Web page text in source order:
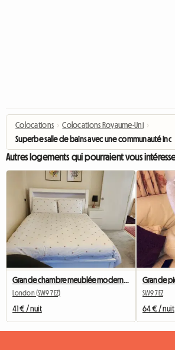
Colocations › Colocations Royaume-Uni ›
Superbe salle de bains avec une communauté
Autres logements qui pourraient vous
London (SW9 7EZ)
41 € / nuit
Grande
SW9 7EZ
64 € / nuit